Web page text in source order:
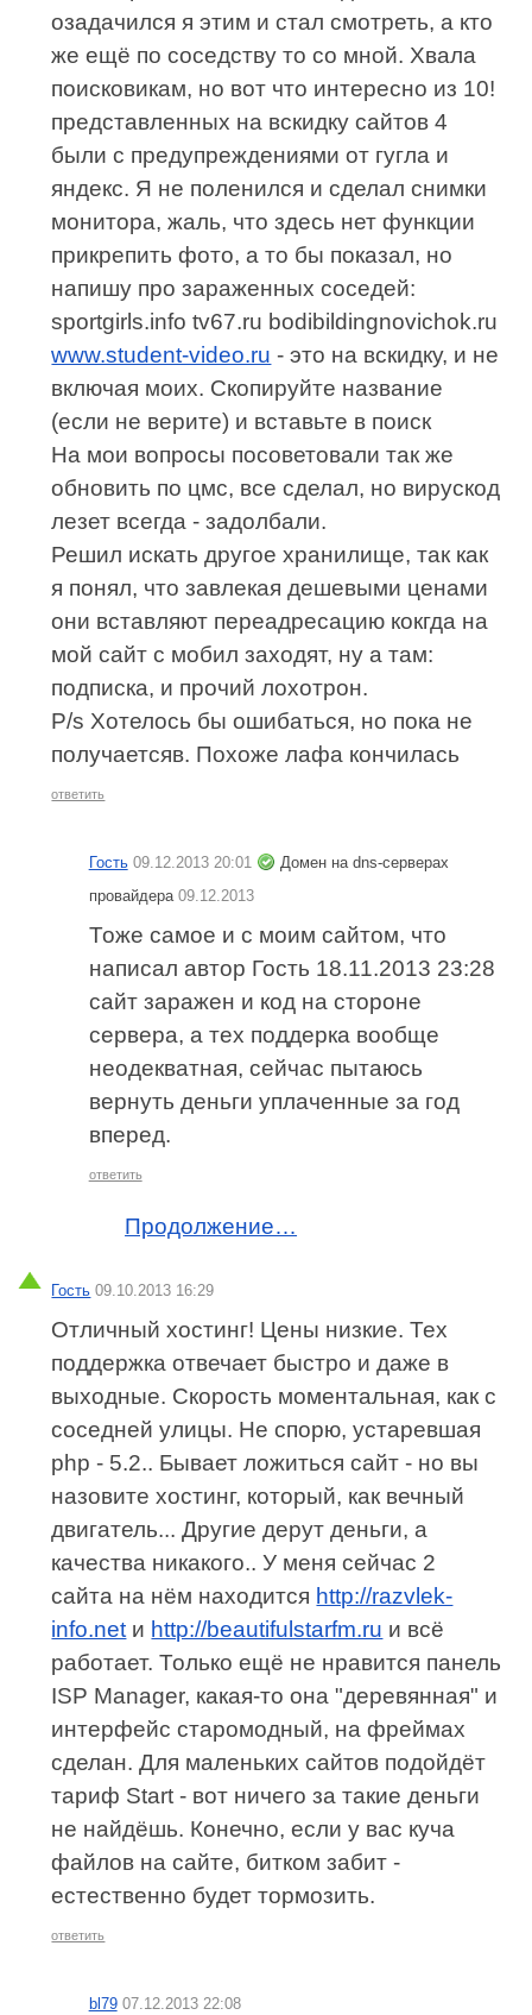
озадачился я этим и стал смотреть, а кто
же ещё по соседству то со мной. Хвала
поисковикам, но вот что интересно из 10!
представленных на вскидку сайтов 4
были с предупреждениями от гугла и
яндекс. Я не поленился и сделал снимки
монитора, жаль, что здесь нет функции
прикрепить фото, а то бы показал, но
напишу про зараженных соседей:
sportgirls.info tv67.ru bodibildingnovichok.ru
www.student-video.ru - это на вскидку, и не
включая моих. Скопируйте название
(если не верите) и вставьте в поиск
На мои вопросы посоветовали так же
обновить по цмс, все сделал, но вирускод
лезет всегда - задолбали.
Решил искать другое хранилище, так как
я понял, что завлекая дешевыми ценами
они вставляют переадресацию кокгда на
мой сайт с мобил заходят, ну а там:
подписка, и прочий лохотрон.
P/s Хотелось бы ошибаться, но пока не
получаетсяв. Похоже лафа кончилась
ответить
Гость 09.12.2013 20:01
Домен на dns-серверах
провайдера 09.12.2013
Тоже самое и с моим сайтом, что
написал автор Гость 18.11.2013 23:28
сайт заражен и код на стороне
сервера, а тех поддерка вообще
неодекватная, сейчас пытаюсь
вернуть деньги уплаченные за год
вперед.
ответить
Продолжение…
Гость 09.10.2013 16:29
Отличный хостинг! Цены низкие. Тех
поддержка отвечает быстро и даже в
выходные. Скорость моментальная, как с
соседней улицы. Не спорю, устаревшая
php - 5.2.. Бывает ложиться сайт - но вы
назовите хостинг, который, как вечный
двигатель... Другие дерут деньги, а
качества никакого.. У меня сейчас 2
сайта на нём находится http://razvlek-
info.net и http://beautifulstarfm.ru и всё
работает. Только ещё не нравится панель
ISP Manager, какая-то она "деревянная" и
интерфейс старомодный, на фреймах
сделан. Для маленьких сайтов подойдёт
тариф Start - вот ничего за такие деньги
не найдёшь. Конечно, если у вас куча
файлов на сайте, битком забит -
естественно будет тормозить.
ответить
bl79 07.12.2013 22:08